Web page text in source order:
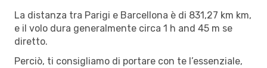
La distanza tra Parigi e Barcellona è di 831,27 km km,
e il volo dura generalmente circa 1 h and 45 m se
diretto.
Perciò, ti consigliamo di portare con te l’essenziale,